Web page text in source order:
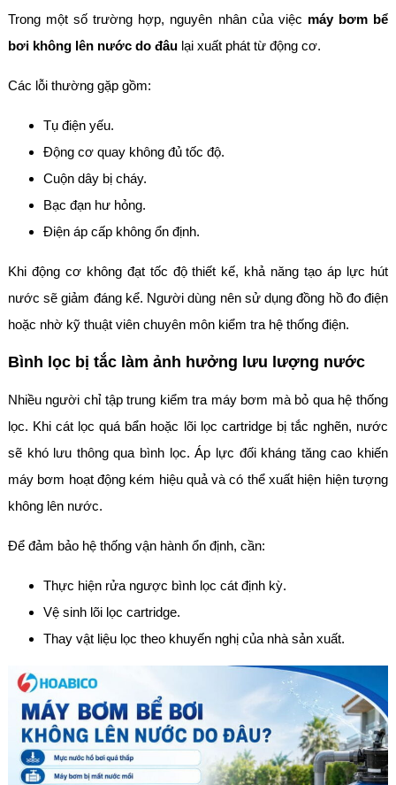
Trong một số trường hợp, nguyên nhân của việc máy bơm bể
bơi không lên nước do đâulại xuất phát từ động cơ.
Các lỗi thường gặp gồm:
Tụ điện yếu.
Động cơ quay không đủ tốc độ.
Cuộn dây bị cháy.
Bạc đạn hư hỏng.
Điện áp cấp không ổn định.
Khi động cơ không đạt tốc độ thiết kế, khả năng tạo áp lực hút
nước sẽ giảm đáng kể. Người dùng nên sử dụng đồng hồ đo điện
hoặc nhờ kỹ thuật viên chuyên môn kiểm tra hệ thống điện.
Bình lọc bị tắc làm ảnh hưởng lưu lượng nước
Nhiều người chỉ tập trung kiểm tra máy bơm mà bỏ qua hệ thống
lọc. Khi cát lọc quá bẩn hoặc lõi lọc cartridge bị tắc nghẽn, nước
sẽ khó lưu thông qua bình lọc. Áp lực đối kháng tăng cao khiến
máy bơm hoạt động kém hiệu quả và có thể xuất hiện hiện tượng
không lên nước.
Để đảm bảo hệ thống vận hành ổn định, cần:
Thực hiện rửa ngược bình lọc cát định kỳ.
Vệ sinh lõi lọc cartridge.
Thay vật liệu lọc theo khuyến nghị của nhà sản xuất.